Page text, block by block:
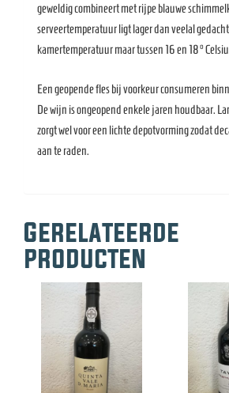
geweldig combineert met rijpe blauwe
serveertemperatuur ligt lager dan veelal
kamertemperatuur maar tussen 16 en 18°
Een geopende fles bij voorkeur consumeren
De wijn is ongeopend enkele jaren houdbaar.
zorgt wel voor een lichte depotvorming zodat
aan te raden.
Gerelateerde
producten